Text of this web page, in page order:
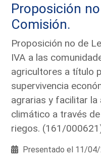
Proposición
Comisión.
Proposición no de
IVA a las
agricultores a título
supervivencia
agrarias y facilitar
climático a través
riegos. (161/
Presentado el 11/